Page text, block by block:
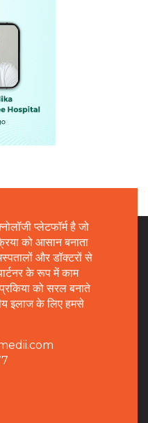
प्लेटफॉर्म है जो
को आसान बनाता
और डॉक्टरों से
के रूप में काम
को सरल बनाते
इलाज के लिए हमसे